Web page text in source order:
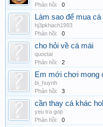
Phản hồi:
0
Làm sao để mua
hj3pkhach1993
Phản hồi:
0
cho hỏi về cá mái
quoctai
Phản hồi:
2
Em mới chơi mong
bi_huynh
Phản hồi:
3
cần thay cá khác
yeu tra gop
Phản hồi:
0